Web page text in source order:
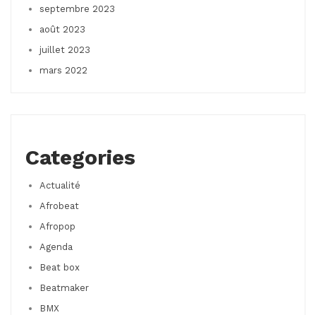
septembre 2023
août 2023
juillet 2023
mars 2022
Categories
Actualité
Afrobeat
Afropop
Agenda
Beat box
Beatmaker
BMX